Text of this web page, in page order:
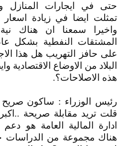
حتى في ايجارات المنازل
تمثلت ايضا في زيادة اسعار
واخيرا سمعنا ان هناك
المشتقات النفطية بشكل
على حافز التهريب هل هذا
البلاد من الاوضاع
هذه الاصلاحات؟.
رئيس الوزراء : ساكون صريح
قلت تريد مقابلة صريحة
ادارة المالية العامة هو
هناك مجموعة من الدراسات